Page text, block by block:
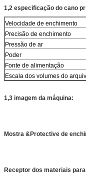
1,2 especificação do cano
Velocidade de enchimento
Precisão de enchimento
Pressão de ar
Poder
Fonte de alimentação
Escala dos volumes do
1,3 imagem da máquina:
Mostra &Protective de